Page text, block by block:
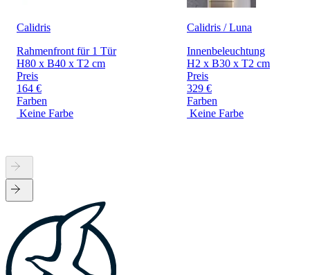
Calidris
Rahmenfront für 1 Tür
H80 x B40 x T2 cm
Preis
164 €
Farben
Keine Farbe
Calidris / Luna
Innenbeleuchtung
H2 x B30 x T2 cm
Preis
329 €
Farben
Keine Farbe